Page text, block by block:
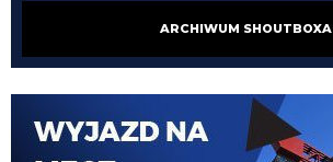
Diouf naprawdę tak dobrze wygląda na wahadle?
Cyrax
ARCHIWUM SHOUTBOXA